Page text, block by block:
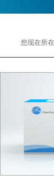
您现在所